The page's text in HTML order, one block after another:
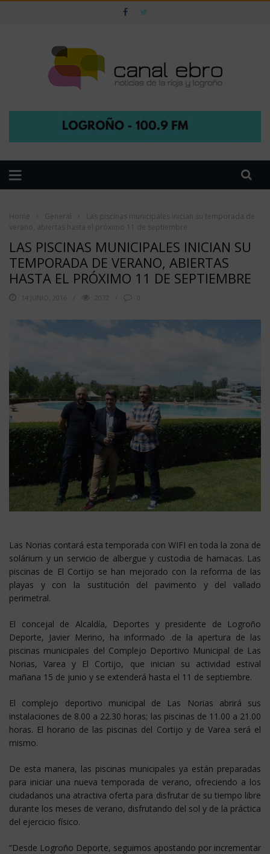
Home General
Las piscinas municipales inician su temporada de
verano, abiertas hasta el próximo 11 de septiembre
LAS PISCINAS MUNICIPALES INICIAN SU
TEMPORADA DE VERANO, ABIERTAS
HASTA EL PRÓXIMO 11 DE SEPTIEMBRE
14 JUNIO, 2016 2072
Las Norias contará esta temporada con WIFI en toda la zona de
solárium y un servicio de albergue y custodia de hamacas. Las
piscinas de El Cortijo se han mejorado con la reforma de las
playas y con la sustitución del pavimento y del vallado
perimetral.
El concejal de Alcaldía, Deportes y presidente de Logroño
Deporte, Javier Merino, ha informado .de la apertura de las
piscinas municipales del Complejo Deportivo Municipal de Las
Norias, Varea y El Cortijo, que inician su actividad estival
mañana 15 de junio y se extenderá hasta el 11 de septiembre.
El complejo deportivo municipal de Las Norias abrirá sus
instalaciones de 8.00 a 22.30 horas; las piscinas de 11.00 a 21.00
horas. El horario de las piscinas del Cortijo y de Varea será el
mismo.
De esta manera, las piscinas municipales ya están preparadas
para iniciar una nueva temporada de verano, ofreciendo a los
ciudadanos una atractiva oferta para disfrutar de su tiempo libre
durante los meses de verano, disfrutando del sol y de la práctica
del ejercicio físico.
“Desde Logroño Deporte, seguimos apostando por incrementar